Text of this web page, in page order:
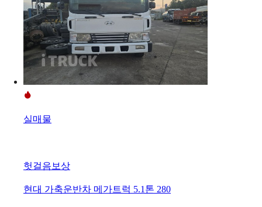
실매물
헛걸음보상
현대 가축운반차 메가트럭 5.1톤 280